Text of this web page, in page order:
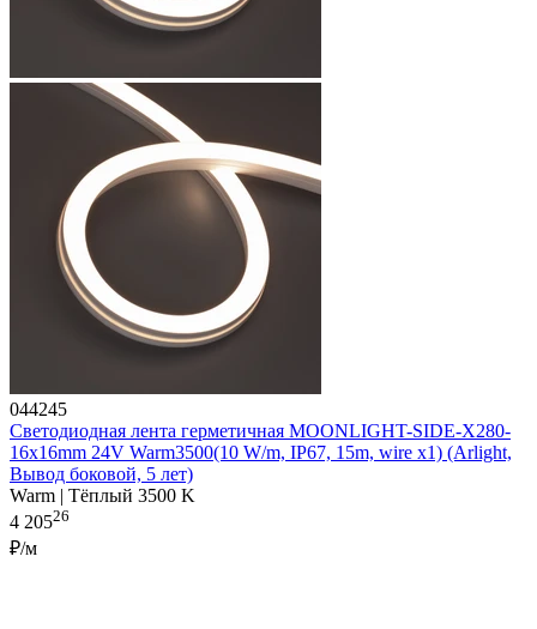
044245
Светодиодная лента герметичная MOONLIGHT-SIDE-X280-
16x16mm 24V Warm3500(10 W/m, IP67, 15m, wire x1) (Arlight,
Вывод боковой, 5 лет)
Warm | Тёплый 3500 K
4 20526
₽/м